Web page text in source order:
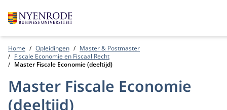
Home Opleidingen
Master & Postmaster
Fiscale Economie en Fiscaal Recht
Master Fiscale Economie (deeltijd)
Master Fiscale Economie
(deeltijd)